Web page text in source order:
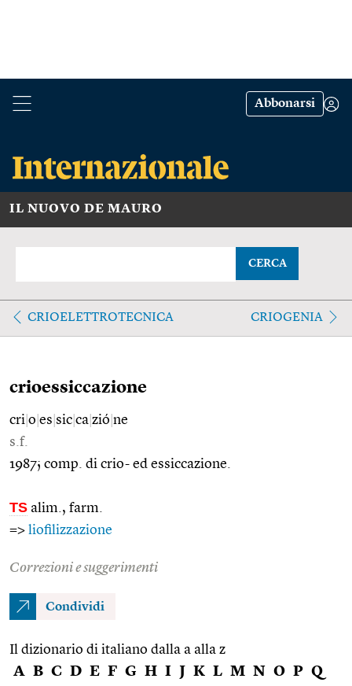
Abbonarsi
IL NUOVO DE MAURO
CERCA
CRIOELETTROTECNICA CRIOGENIA
crioessiccazione
cri o es sic ca zió ne
s.f.
1987; comp. di crio- ed essiccazione.
TS alim., farm.
=> liofilizzazione
Correzioni e suggerimenti
Condividi
Il dizionario di italiano dalla a alla z
A B C D E F G H I J K L M N O P Q